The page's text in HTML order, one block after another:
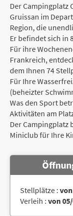
Der Campingplatz
Gruissan im
Region, die
Er befindet sich in
Für ihre
Frankreich,
dem Ihnen 74
Für Ihre
(beheizter
Was den Sport
Aktivitäten am
Der Campingplatz
Miniclub für Ihre
Stellplätze :
Verleih : von